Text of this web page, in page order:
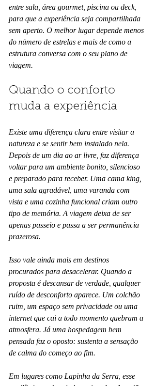
entre sala, área gourmet, piscina ou deck,
para que a experiência seja compartilhada
sem aperto. O melhor lugar depende menos
do número de estrelas e mais de como a
estrutura conversa com o seu plano de
viagem.
Quando o conforto
muda a experiência
Existe uma diferença clara entre visitar a
natureza e se sentir bem instalado nela.
Depois de um dia ao ar livre, faz diferença
voltar para um ambiente bonito, silencioso
e preparado para receber. Uma cama king,
uma sala agradável, uma varanda com
vista e uma cozinha funcional criam outro
tipo de memória. A viagem deixa de ser
apenas passeio e passa a ser permanência
prazerosa.
Isso vale ainda mais em destinos
procurados para desacelerar. Quando a
proposta é descansar de verdade, qualquer
ruído de desconforto aparece. Um colchão
ruim, um espaço sem privacidade ou uma
internet que cai a todo momento quebram a
atmosfera. Já uma hospedagem bem
pensada faz o oposto: sustenta a sensação
de calma do começo ao fim.
Em lugares como Lapinha da Serra, esse